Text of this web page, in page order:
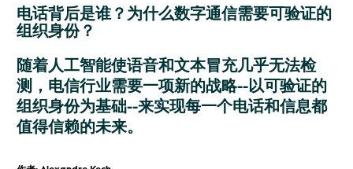
电话背后是谁？为什么数字通信需要可验证的
组织身份？
随着人工智能使语音和文本冒充几乎无法检
测，电信行业需要一项新的战略--以可验证的
组织身份为基础--来实现每一个电话和信息都
值得信赖的未来。